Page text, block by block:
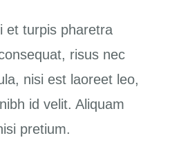
et turpis pharetra
risus nec
nisi est laoreet leo,
id velit. Aliquam
pretium.